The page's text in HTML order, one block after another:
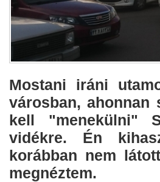
Mostani iráni
városban,
kell "menekülni"
vidékre. Én
korábban nem
megnéztem.